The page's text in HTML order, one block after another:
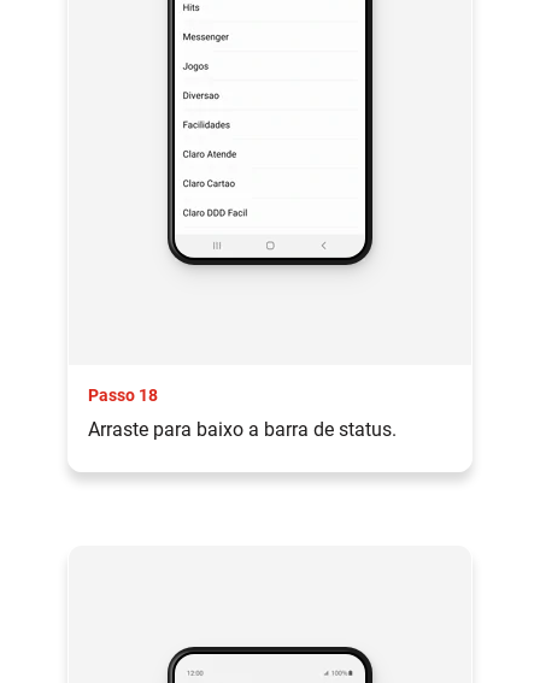
Passo 18
Arraste para baixo a barra de status.